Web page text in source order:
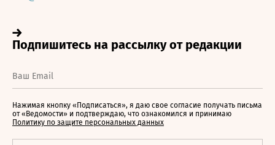
Нажимая кнопку «Подписаться», я даю свое согласие получать письма
от «Ведомости» и подтверждаю, что ознакомился и принимаю
Политику по защите персональных данных